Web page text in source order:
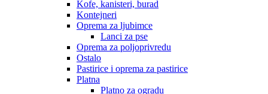
Kofe, kanisteri, burad
Kontejneri
Oprema za ljubimce
Lanci za pse
Oprema za poljoprivredu
Ostalo
Pastirice i oprema za pastirice
Platna
Platno za ogradu